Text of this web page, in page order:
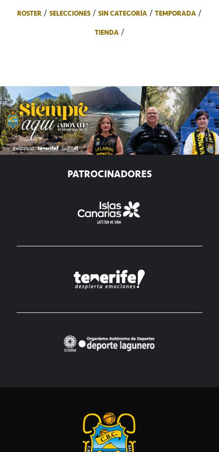
ROSTER
SELECCIONES SIN CATEGORÍA
TEMPORADA
TIENDA
PATROCINADORES